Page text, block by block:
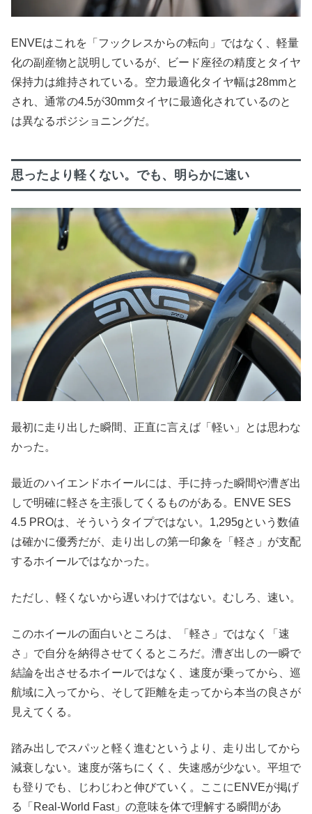
ENVEはこれを「フックレスからの転向」ではなく、軽量
化の副産物と説明しているが、ビード座径の精度とタイヤ
保持力は維持されている。空力最適化タイヤ幅は28mmと
され、通常の4.5が30mmタイヤに最適化されているのと
は異なるポジショニングだ。
思ったより軽くない。でも、明らかに速い
最初に走り出した瞬間、正直に言えば「軽い」とは思わな
かった。
最近のハイエンドホイールには、手に持った瞬間や漕ぎ出
しで明確に軽さを主張してくるものがある。ENVE SES
4.5 PROは、そういうタイプではない。1,295gという数値
は確かに優秀だが、走り出しの第一印象を「軽さ」が支配
するホイールではなかった。
ただし、軽くないから遅いわけではない。むしろ、速い。
このホイールの面白いところは、「軽さ」ではなく「速
さ」で自分を納得させてくるところだ。漕ぎ出しの一瞬で
結論を出させるホイールではなく、速度が乗ってから、巡
航域に入ってから、そして距離を走ってから本当の良さが
見えてくる。
踏み出しでスパッと軽く進むというより、走り出してから
減衰しない。速度が落ちにくく、失速感が少ない。平坦で
も登りでも、じわじわと伸びていく。ここにENVEが掲げ
る「Real-World Fast」の意味を体で理解する瞬間があ